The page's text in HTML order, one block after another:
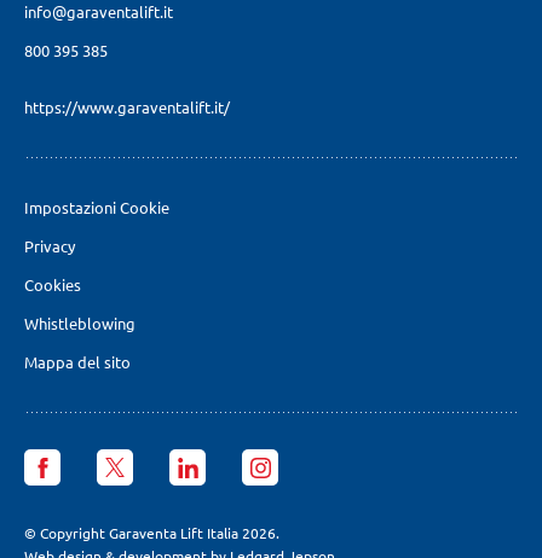
info@garaventalift.it
800 395 385
https://www.garaventalift.it/
Impostazioni Cookie
Privacy
Cookies
Whistleblowing
Mappa del sito
Garaventa
Lift
page
Garaventa
Lift
page
Garaventa
Lift
page
Garaventa
Lift
page
© Copyright Garaventa Lift Italia 2026.